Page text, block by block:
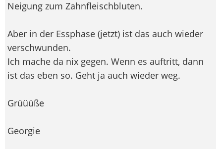
Neigung zum Zahnfleischbluten.
Aber in der Essphase (jetzt) ist das auch wieder
verschwunden.
Ich mache da nix gegen. Wenn es auftritt, dann
ist das eben so. Geht ja auch wieder weg.
Grüüüße
Georgie